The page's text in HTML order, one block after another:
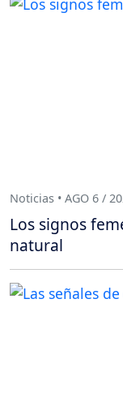
Noticias • AGO 6 /
Los signos
natural